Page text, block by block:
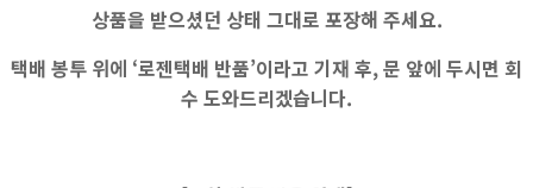
상품을 받으셨던 상태 그대로 포장해 주세요.
택배 봉투 위에 ‘로젠택배 반품’이라고 기재 후, 문 앞에 두시면 회
수 도와드리겠습니다.